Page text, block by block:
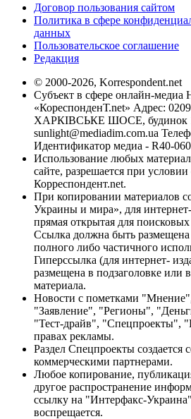
Договор пользования сайтом
Политика в сфере
данных
Пользовательское соглашение
Редакция
© 2000-2026, Korrespondent.net
Субъект в сфере онлайн-медиа
«КореспонденТ.net» Адрес:
ХАРКІВСЬКЕ ШОСЕ, будинок
sunlight@mediadim.com.ua
Идентификатор медиа - R40-
Использование любых
сайте, разрешается при
Корреспондент.net.
При копировании материалов
Украины и мира», для
прямая открытая для
Ссылка должна быть размещена
полного либо частичного
Гиперссылка (для интернет-
размещена в подзаголовке или
материала.
Новости с пометками
"Заявление", "Регионы",
"Тест-драйв", "Спецпроекты",
правах рекламы.
Раздел Спецпроекты создается
коммерческими партнерами.
Любое копирование,
другое распространение
ссылку на "Интерфакс-
воспрещается.